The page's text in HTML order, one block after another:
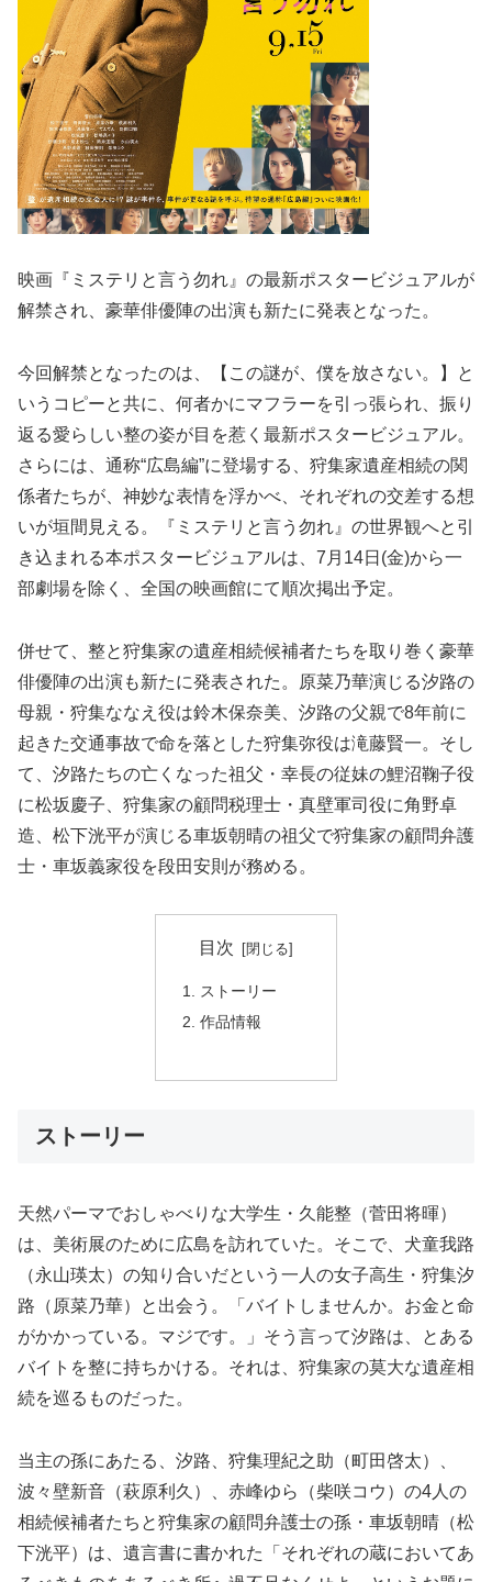
映画『ミステリと言う勿れ』の最新ポスタービジュアルが
解禁され、豪華俳優陣の出演も新たに発表となった。
今回解禁となったのは、【この謎が、僕を放さない。】と
いうコピーと共に、何者かにマフラーを引っ張られ、振り
返る愛らしい整の姿が目を惹く最新ポスタービジュアル。
さらには、通称“広島編”に登場する、狩集家遺産相続の関
係者たちが、神妙な表情を浮かべ、それぞれの交差する想
いが垣間見える。『ミステリと言う勿れ』の世界観へと引
き込まれる本ポスタービジュアルは、7月14日(金)から一
部劇場を除く、全国の映画館にて順次掲出予定。
併せて、整と狩集家の遺産相続候補者たちを取り巻く豪華
俳優陣の出演も新たに発表された。原菜乃華演じる汐路の
母親・狩集ななえ役は鈴木保奈美、汐路の父親で8年前に
起きた交通事故で命を落とした狩集弥役は滝藤賢一。そし
て、汐路たちの亡くなった祖父・幸長の従妹の鯉沼鞠子役
に松坂慶子、狩集家の顧問税理士・真壁軍司役に角野卓
造、松下洸平が演じる車坂朝晴の祖父で狩集家の顧問弁護
士・車坂義家役を段田安則が務める。
目次
ストーリー
作品情報
ストーリー
天然パーマでおしゃべりな大学生・久能整（菅田将暉）
は、美術展のために広島を訪れていた。そこで、犬童我路
（永山瑛太）の知り合いだという一人の女子高生・狩集汐
路（原菜乃華）と出会う。「バイトしませんか。お金と命
がかかっている。マジです。」そう言って汐路は、とある
バイトを整に持ちかける。それは、狩集家の莫大な遺産相
続を巡るものだった。
当主の孫にあたる、汐路、狩集理紀之助（町田啓太）、
波々壁新音（萩原利久）、赤峰ゆら（柴咲コウ）の4人の
相続候補者たちと狩集家の顧問弁護士の孫・車坂朝晴（松
下洸平）は、遺言書に書かれた「それぞれの蔵においてあ